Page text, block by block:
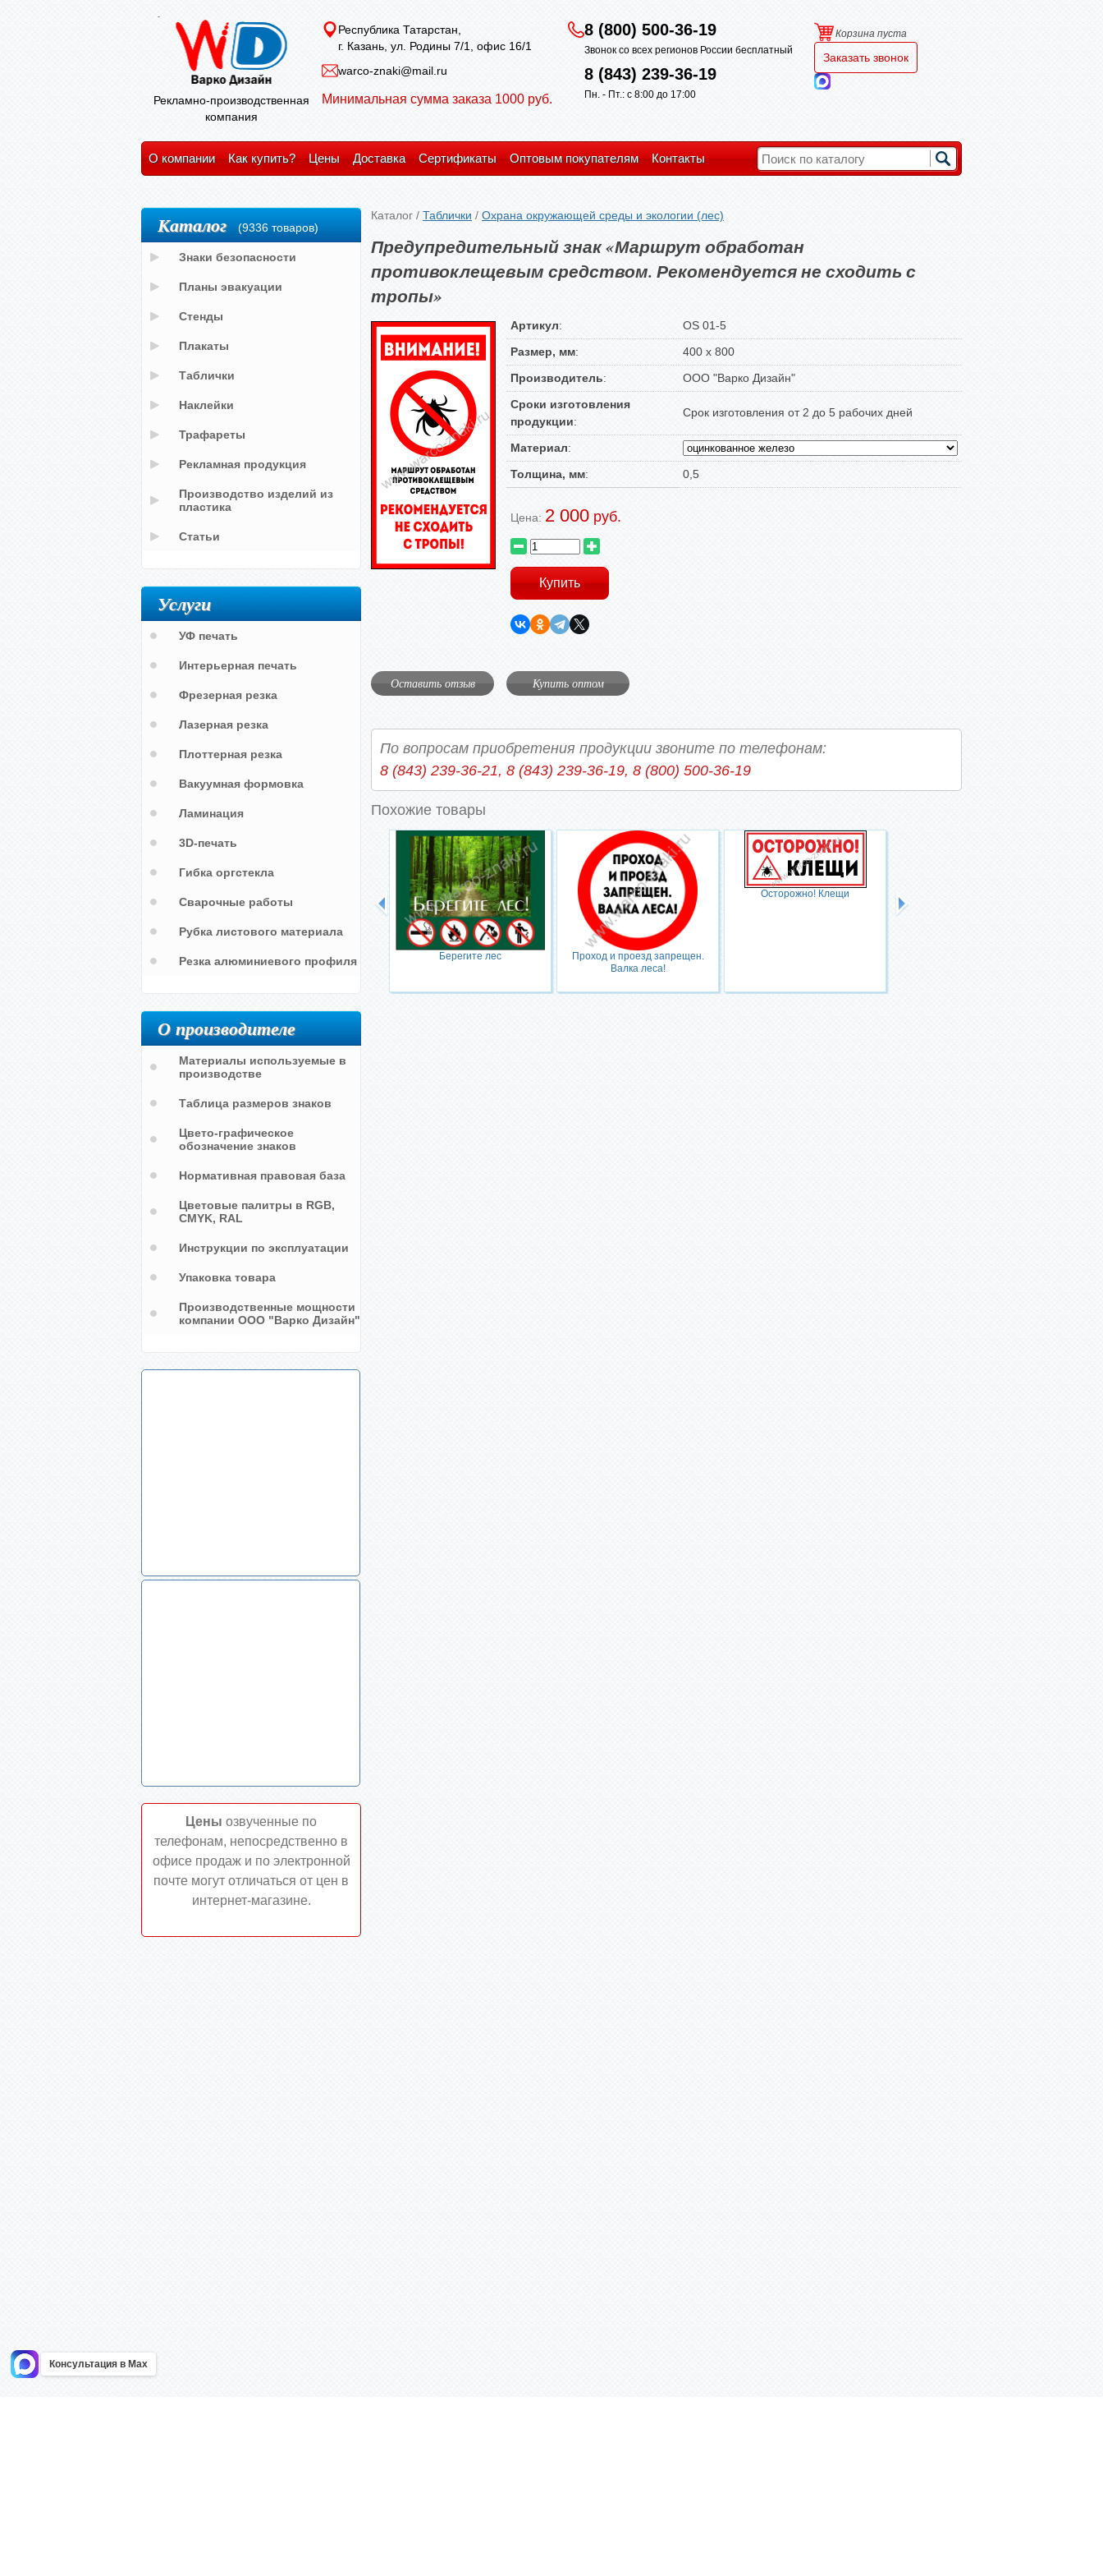
Рекламно-производственная
компания
Республика Татарстан,
г. Казань, ул. Родины 7/1, офис 16/1
warco-znaki@mail.ru
Минимальная сумма заказа 1000 руб.
8 (800) 500-36-19
Звонок со всех регионов России бесплатный
8 (843) 239-36-19
Пн. - Пт.: с 8:00 до 17:00
Корзина пуста
Заказать звонок
О компании Как купить? Цены Доставка Сертификаты Оптовым покупателям Контакты
Каталог / Таблички / Охрана окружающей среды и экологии (лес)
Предупредительный знак «Маршрут обработан
противоклещевым средством. Рекомендуется не сходить с
тропы»
Артикул:
OS 01-5
Размер, мм:
400 х 800
Производитель:
ООО "Варко Дизайн"
Сроки изготовления
продукции:
Срок изготовления от 2 до 5 рабочих дней
Материал:
Толщина, мм: 0,5
Цена: 2 000 руб.
Оставить отзыв Купить оптом
По вопросам приобретения продукции звоните по телефонам:
8 (843) 239-36-21, 8 (843) 239-36-19, 8 (800) 500-36-19
Похожие товары
Берегите лес
Проход и проезд запрещен.
Валка леса!
Осторожно! Клещи
Каталог (9336 товаров)
Знаки безопасности
Планы эвакуации
Стенды
Плакаты
Таблички
Наклейки
Трафареты
Рекламная продукция
Производство изделий из
пластика
Статьи
Услуги
УФ печать
Интерьерная печать
Фрезерная резка
Лазерная резка
Плоттерная резка
Вакуумная формовка
Ламинация
3D-печать
Гибка оргстекла
Сварочные работы
Рубка листового материала
Резка алюминиевого профиля
О производителе
Материалы используемые в
производстве
Таблица размеров знаков
Цвето-графическое
обозначение знаков
Нормативная правовая база
Цветовые палитры в RGB,
CMYK, RAL
Инструкции по эксплуатации
Упаковка товара
Производственные мощности
компании ООО "Варко Дизайн"
Цены озвученные по
телефонам, непосредственно в
офисе продаж и по электронной
почте могут отличаться от цен в
интернет-магазине.
Консультация в Max